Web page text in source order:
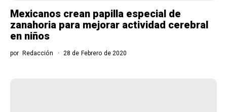
Mexicanos crean papilla especial de
zanahoria para mejorar actividad cerebral
en niños
por Redacción 28 de Febrero de 2020